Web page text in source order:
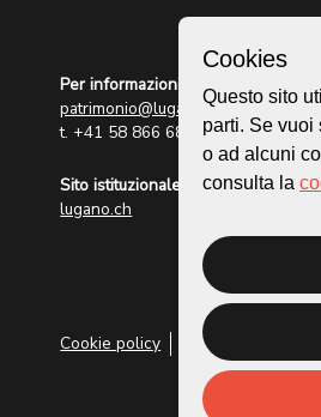
Per informazioni:
patrimonio@lugano.ch
t. +41 58 866 68 50
Sito istituzionale:
lugano.ch
Cookie policy Privacy Policy
Cookies
Questo sito
parti. Se vuoi
o ad alcuni
consulta la